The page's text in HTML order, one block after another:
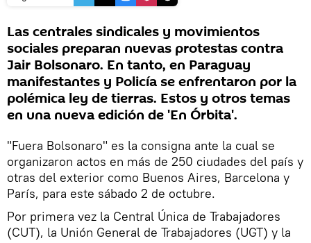
Las centrales sindicales y movimientos
sociales preparan nuevas protestas contra
Jair Bolsonaro. En tanto, en Paraguay
manifestantes y Policía se enfrentaron por la
polémica ley de tierras. Estos y otros temas
en una nueva edición de 'En Órbita'.
"Fuera Bolsonaro" es la consigna ante la cual se
organizaron actos en más de 250 ciudades del país y
otras del exterior como Buenos Aires, Barcelona y
París, para este sábado 2 de octubre.
Por primera vez la Central Única de Trabajadores
(CUT), la Unión General de Trabajadores (UGT) y la